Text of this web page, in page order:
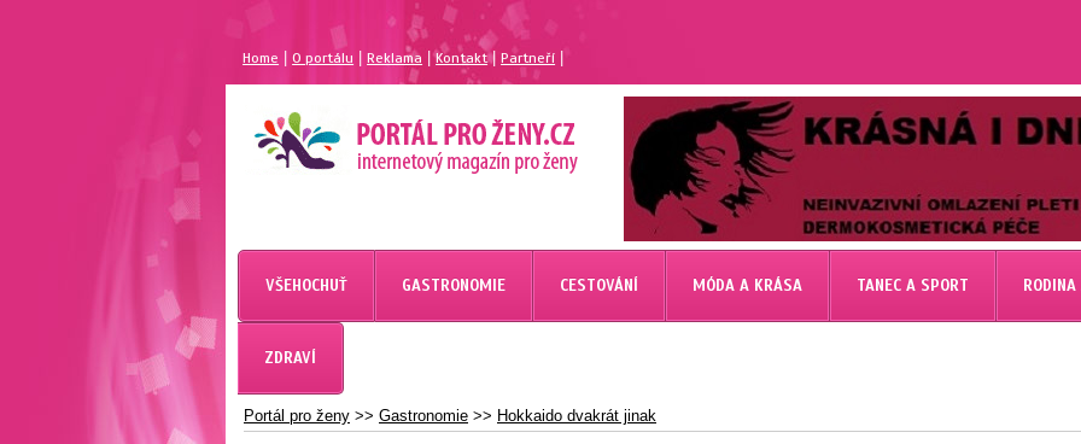
Home |O portálu Reklama Kontakt| Partneří
MAGAZÍN PRO ŽENY
PORTÁL PRO ŽENY.CZ
VŠEHOCHUŤ GASTRONOMIE CESTOVÁNÍ MÓDA A KRÁSA TANEC A SPORT
ZDRAVÍ
Portál pro ženy >> Gastronomie >> Hokkaido dvakrát jinak